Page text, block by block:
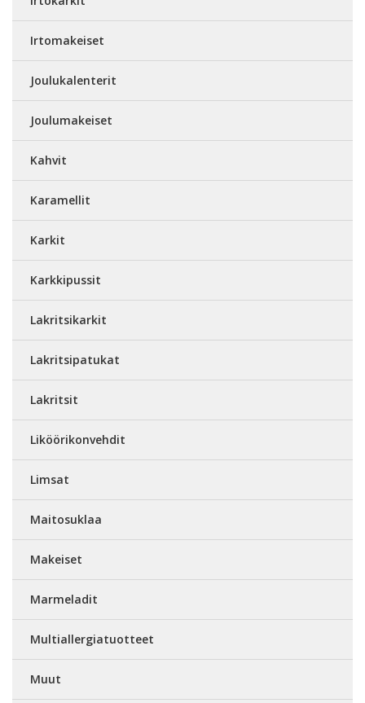
Irtomakeiset
Joulukalenterit
Joulumakeiset
Kahvit
Karamellit
Karkit
Karkkipussit
Lakritsikarkit
Lakritsipatukat
Lakritsit
Liköörikonvehdit
Limsat
Maitosuklaa
Makeiset
Marmeladit
Multiallergiatuotteet
Muut